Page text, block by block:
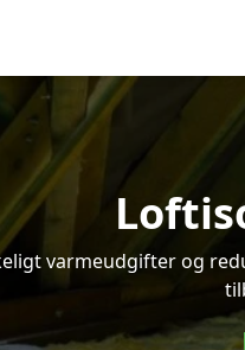
varmeudgifter og